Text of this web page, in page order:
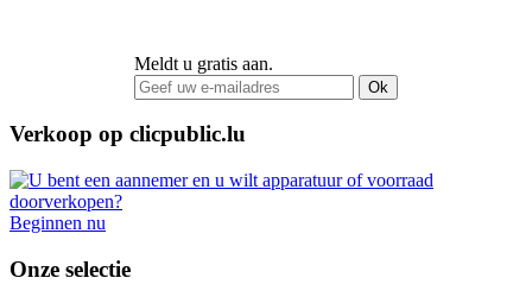
Meldt u gratis aan.
Ok
Verkoop op clicpublic.lu
Beginnen nu
Onze selectie